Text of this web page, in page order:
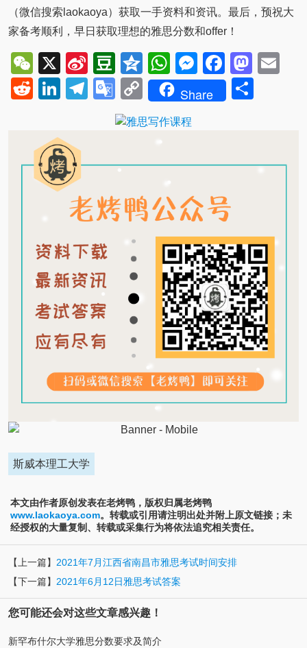
（微信搜索laokaoya）获取一手资料和资讯。最后，预祝大
家备考顺利，早日获取理想的雅思分数和offer！
WeChat
X
Sina
Weibo
Douban
QzoneWhatsApp
Messenger
RedditLinkedIn
Telegram
Google
Translate
Copy
Link
Share
斯威本理工大学
本文由作者原创发表在老烤鸭，版权归属老烤鸭
www.laokaoya.com。转载或引用请注明出处并附上原文链接；未
经授权的大量复制、转载或采集行为将依法追究相关责任。
【上一篇】 2021年7月江西省南昌市雅思考试时间安排
【下一篇】 2021年6月12日雅思考试答案
您可能还会对这些文章感兴趣！
新罕布什尔大学雅思分数要求及简介